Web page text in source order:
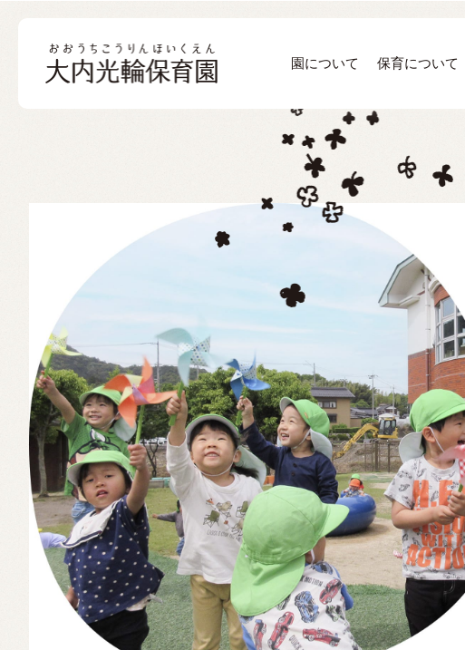
園について 保育について